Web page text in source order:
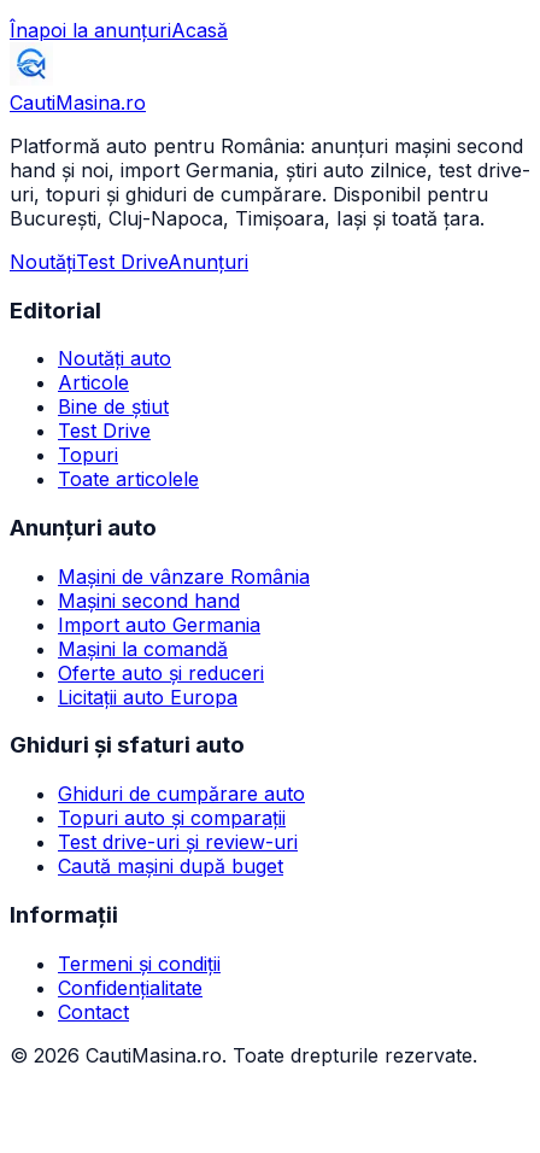
Înapoi la anunțuriAcasă
CautiMasina.ro
Platformă auto pentru România: anunțuri mașini second
hand și noi, import Germania, știri auto zilnice, test drive-
uri, topuri și ghiduri de cumpărare. Disponibil pentru
București, Cluj-Napoca, Timișoara, Iași și toată țara.
NoutățiTest DriveAnunțuri
Editorial
Noutăți auto
Articole
Bine de știut
Test Drive
Topuri
Toate articolele
Anunțuri auto
Mașini de vânzare România
Mașini second hand
Import auto Germania
Mașini la comandă
Oferte auto și reduceri
Licitații auto Europa
Ghiduri și sfaturi auto
Ghiduri de cumpărare auto
Topuri auto și comparații
Test drive-uri și review-uri
Caută mașini după buget
Informații
Termeni și condiții
Confidențialitate
Contact
© 2026 CautiMasina.ro. Toate drepturile rezervate.